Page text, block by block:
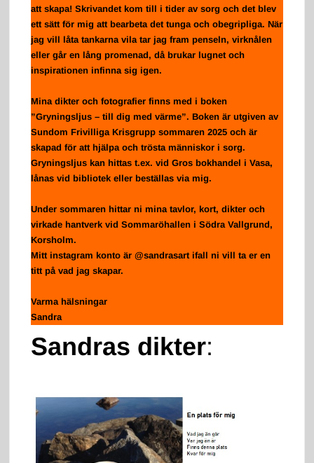
att skapa! Skrivandet kom till i tider av sorg och det blev
ett sätt för mig att bearbeta det tunga och obegripliga. När
jag vill låta tankarna vila tar jag fram penseln, virknålen
eller går en lång promenad, då brukar lugnet och
inspirationen infinna sig igen.
Mina dikter och fotografier finns med i boken
”Gryningsljus – till dig med värme”. Boken är utgiven av
Sundom Frivilliga Krisgrupp sommaren 2025 och är
skapad för att hjälpa och trösta människor i sorg.
Gryningsljus kan hittas t.ex. vid Gros bokhandel i Vasa,
lånas vid bibliotek eller beställas via mig.
Under sommaren hittar ni mina tavlor, kort, dikter och
virkade hantverk vid Sommaröhallen i Södra Vallgrund,
Korsholm.
Mitt instagram konto är @sandrasart ifall ni vill ta er en
titt på vad jag skapar.
Varma hälsningar
Sandra
Sandras dikter: